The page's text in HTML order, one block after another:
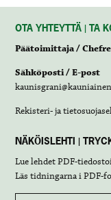
OTA YHTEYTTÄ | TA
Päätoimittaja /
Sähköposti / E-post
Rekisteri- ja
NÄKÖISLEHTI |
Lue lehdetPDF-
Läs tidningarna iPDF-